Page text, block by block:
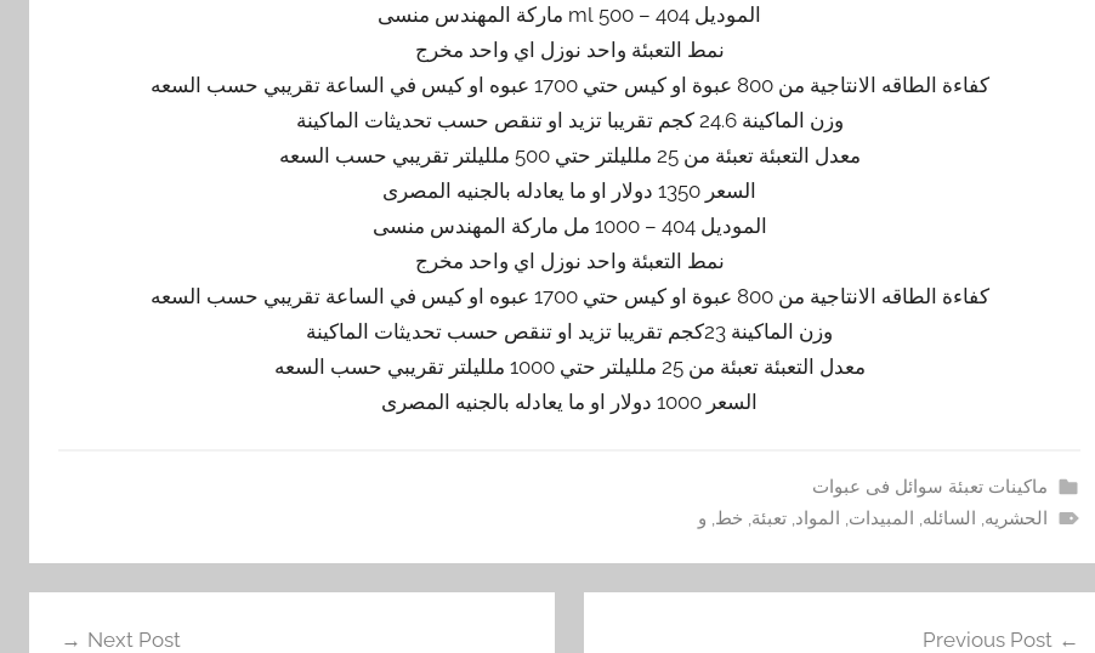
الموديل 404 – 500 ml ماركة المهندس منسى
نمط التعبئة واحد نوزل اي واحد مخرج
كفاءة الطاقه الانتاجية من 800 عبوة او كيس حتي 1700 عبوه او كيس في الساعة تقريبي حسب السعه
وزن الماكينة 24.6 كجم تقريبا تزيد او تنقص حسب تحديثات الماكينة
معدل التعبئة تعبئة من 25 ملليلتر حتي 500 ملليلتر تقريبي حسب السعه
السعر 1350 دولار او ما يعادله بالجنيه المصرى
الموديل 404 – 1000 مل ماركة المهندس منسى
نمط التعبئة واحد نوزل اي واحد مخرج
كفاءة الطاقه الانتاجية من 800 عبوة او كيس حتي 1700 عبوه او كيس في الساعة تقريبي حسب السعه
وزن الماكينة 23كجم تقريبا تزيد او تنقص حسب تحديثات الماكينة
معدل التعبئة تعبئة من 25 ملليلتر حتي 1000 ملليلتر تقريبي حسب السعه
السعر 1000 دولار او ما يعادله بالجنيه المصرى
ماكينات تعبئة سوائل فى عبوات
الحشريه السائله المبيدات المواد ,تعبئة خط و
Previous Post
Next Post